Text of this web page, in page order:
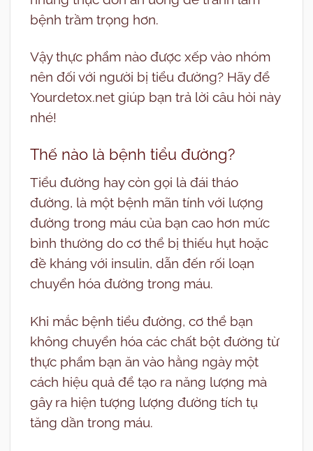
bệnh trầm trọng hơn.
Vậy thực phẩm nào được xếp vào nhóm
nên đối với người bị tiểu đường? Hãy để
Yourdetox.net giúp bạn trả lời câu hỏi này
nhé!
Thế nào là bệnh tiểu đường?
Tiểu đường hay còn gọi là đái tháo
đường, là một bệnh mãn tính với lượng
đường trong máu của bạn cao hơn mức
bình thường do cơ thể bị thiếu hụt hoặc
đề kháng với insulin, dẫn đến rối loạn
chuyển hóa đường trong máu.
Khi mắc bệnh tiểu đường, cơ thể bạn
không chuyển hóa các chất bột đường từ
thực phẩm bạn ăn vào hằng ngày một
cách hiệu quả để tạo ra năng lượng mà
gây ra hiện tượng lượng đường tích tụ
tăng dần trong máu.